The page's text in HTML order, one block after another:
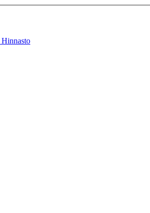
Hinnasto